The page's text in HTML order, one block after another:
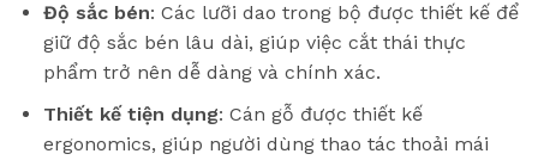
Độ sắc bén: Các lưỡi dao trong bộ được thiết kế để
giữ độ sắc bén lâu dài, giúp việc cắt thái thực
phẩm trở nên dễ dàng và chính xác.
Thiết kế tiện dụng: Cán gỗ được thiết kế
ergonomics, giúp người dùng thao tác thoải mái